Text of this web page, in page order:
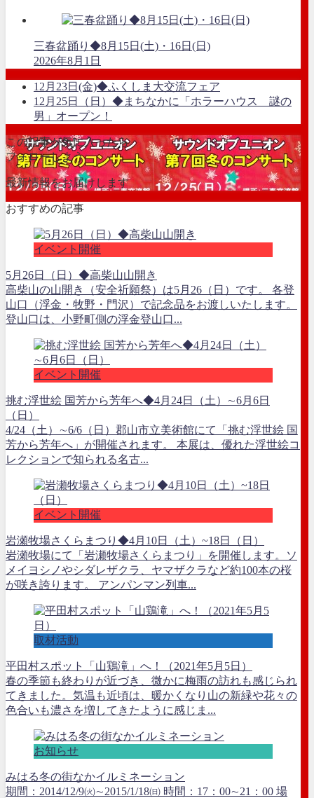
三春盆踊り◆8月15日(土)・16日(日)
2026年8月1日
12月23日(金)◆ふくしま大交流フェア
12月25日（日）◆まちなかに「ホラーハウス 謎の
男」オープン！
この記事が気に入ったら
フォローしよう
最新情報をお届けします
おすすめの記事
イベント開催
5月26日（日）◆高柴山山開き
高柴山の山開き（安全祈願祭）は5月26（日）です。 各登
山口（浮金・牧野・門沢）で記念品をお渡しいたします。
登山口は、小野町側の浮金登山口...
イベント開催
挑む浮世絵 国芳から芳年へ◆4月24日（土）∼6月6日
（日）
4/24（土）∼6/6（日）郡山市立美術館にて「挑む浮世絵 国
芳から芳年へ」が開催されます。 本展は、優れた浮世絵コ
レクションで知られる名古...
イベント開催
岩瀬牧場さくらまつり◆4月10日（土）~18日（日）
岩瀬牧場にて「岩瀬牧場さくらまつり」を開催します。ソ
メイヨシノやシダレザクラ、ヤマザクラなど約100本の桜
が咲き誇ります。 アンパンマン列車...
取材活動
平田村スポット「山鶏滝」へ！（2021年5月5日）
春の季節も終わりが近づき、微かに梅雨の訪れも感じられ
てきました。気温も近頃は、暖かくなり山の新緑や花々の
色合いも濃さを増してきたように感じま...
お知らせ
みはる冬の街なかイルミネーション
期間：2014/12/9㈫∼2015/1/18㈰ 時間：17：00∼21：00 場